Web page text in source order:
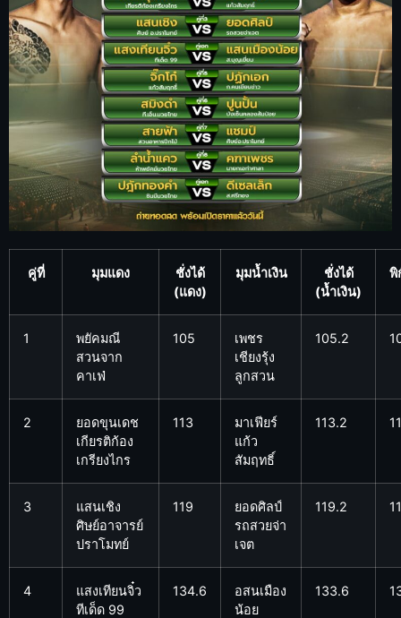
คู่ที่ มุมแดง
ชั่งได้
(แดง)
มุมน้ำเงิน
ชั่งได้
(น้ำเงิน)
พิ
1
พยัคมณี
สวนจาก
คาเฟ่
105
เพชร
เชียงรุ้ง
ลูกสวน
105.2
2
ยอดขุนเดช
เกียรติก้อง
เกรียงไกร
113
มาเฟียร์
แก้ว
สัมฤทธิ์
113.2
3
แสนเชิง
ศิษย์อาจารย์
ปราโมทย์
119
ยอดศิลป์
รถสวยจ่า
เจต
119.2
4
แสงเทียนจิ๋ว
ทีเด็ด 99
134.6
อสนเมือง
น้อย
133.6